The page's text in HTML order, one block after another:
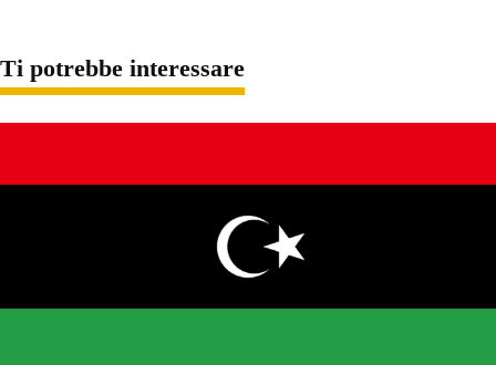
Ti potrebbe interessare